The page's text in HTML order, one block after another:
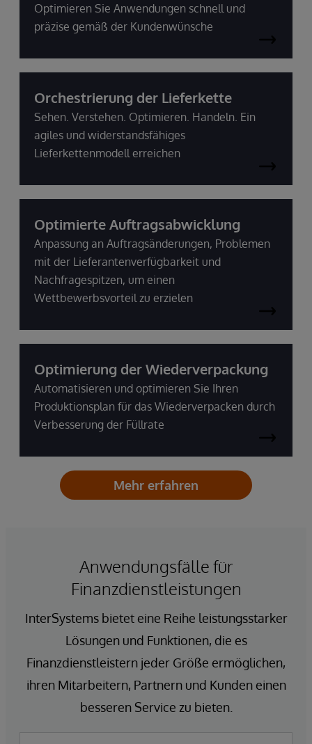
Optimieren Sie Anwendungen schnell und
präzise gemäß der Kundenwünsche
Orchestrierung der Lieferkette
Sehen. Verstehen. Optimieren. Handeln. Ein
agiles und widerstandsfähiges
Lieferkettenmodell erreichen
Optimierte Auftragsabwicklung
Anpassung an Auftragsänderungen, Problemen
mit der Lieferantenverfügbarkeit und
Nachfragespitzen, um einen
Wettbewerbsvorteil zu erzielen
Optimierung der Wiederverpackung
Automatisieren und optimieren Sie Ihren
Produktionsplan für das Wiederverpacken durch
Verbesserung der Füllrate
Mehr erfahren
Anwendungsfälle für
Finanzdienstleistungen
InterSystems bietet eine Reihe leistungsstarker
Lösungen und Funktionen, die es
Finanzdienstleistern jeder Größe ermöglichen,
ihren Mitarbeitern, Partnern und Kunden einen
besseren Service zu bieten.